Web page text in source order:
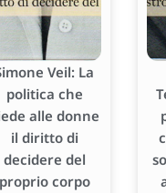
Veil: La
politica che
alle donne
il diritto di
decidere del
proprio corpo